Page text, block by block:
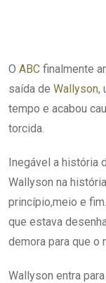
O ABC finalmente
saída de Wallyson,
tempo e acabou
torcida.
Inegável a história
Wallyson na
princípio,meio e
que estava
demora para que o
Wallyson entra